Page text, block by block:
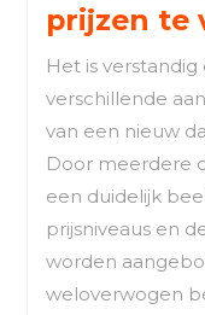
prijzen te
Het is
verschillende
van een nieuw
Door meerdere
een duidelijk
prijsniveaus en
worden
weloverwogen